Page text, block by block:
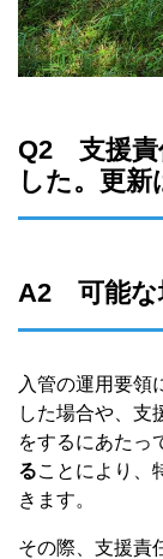
Q2 支援責
した。更新
A2 可能な
入管の運用要領
した場合や、支
をするにあたっ
ることにより、
きます。
その際、支援責